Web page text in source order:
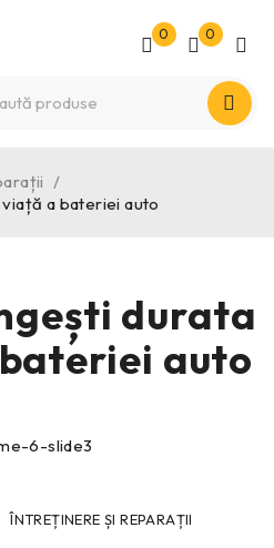
0 0
/
a bateriei auto
durata
auto
ÎNTREȚINERE ȘI REPARAȚII